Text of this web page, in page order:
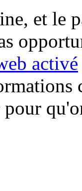
et le
activé